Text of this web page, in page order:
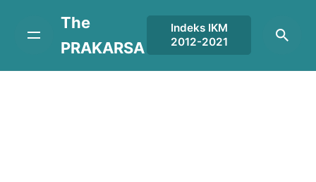
content
The
PRAKARSA
Indeks IKM
2012-2021